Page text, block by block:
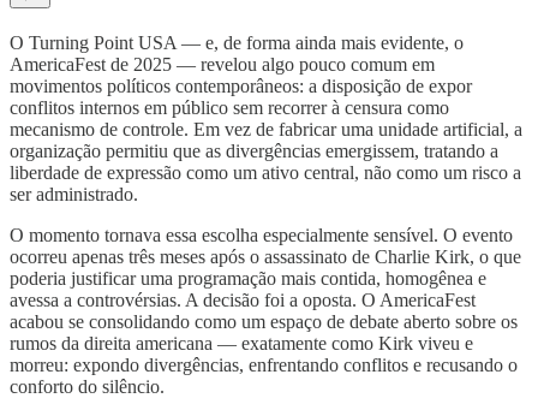
O Turning Point USA — e, de forma ainda mais evidente, o
AmericaFest de 2025 — revelou algo pouco comum em
movimentos políticos contemporâneos: a disposição de expor
conflitos internos em público sem recorrer à censura como
mecanismo de controle. Em vez de fabricar uma unidade artificial, a
organização permitiu que as divergências emergissem, tratando a
liberdade de expressão como um ativo central, não como um risco a
ser administrado.
O momento tornava essa escolha especialmente sensível. O evento
ocorreu apenas três meses após o assassinato de Charlie Kirk, o que
poderia justificar uma programação mais contida, homogênea e
avessa a controvérsias. A decisão foi a oposta. O AmericaFest
acabou se consolidando como um espaço de debate aberto sobre os
rumos da direita americana — exatamente como Kirk viveu e
morreu: expondo divergências, enfrentando conflitos e recusando o
conforto do silêncio.